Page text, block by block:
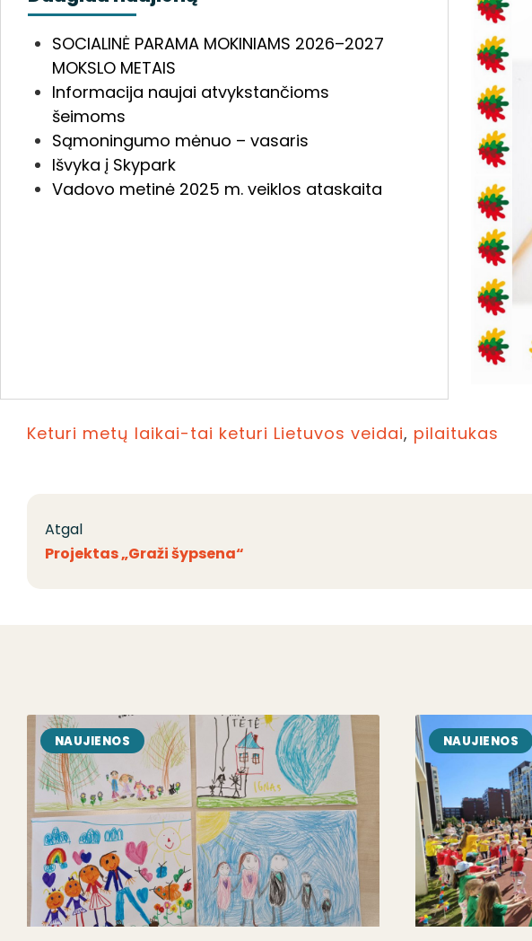
SOCIALINĖ PARAMA MOKINIAMS 2026–2027
MOKSLO METAIS
Informacija naujai atvykstančioms
šeimoms
Sąmoningumo mėnuo – vasaris
Išvyka į Skypark
Vadovo metinė 2025 m. veiklos ataskaita
Keturi metų laikai-tai keturi Lietuvos veidai, pilaitukas
Atgal
Projektas „Graži šypsena“
NAUJIENOS NAUJIENOS